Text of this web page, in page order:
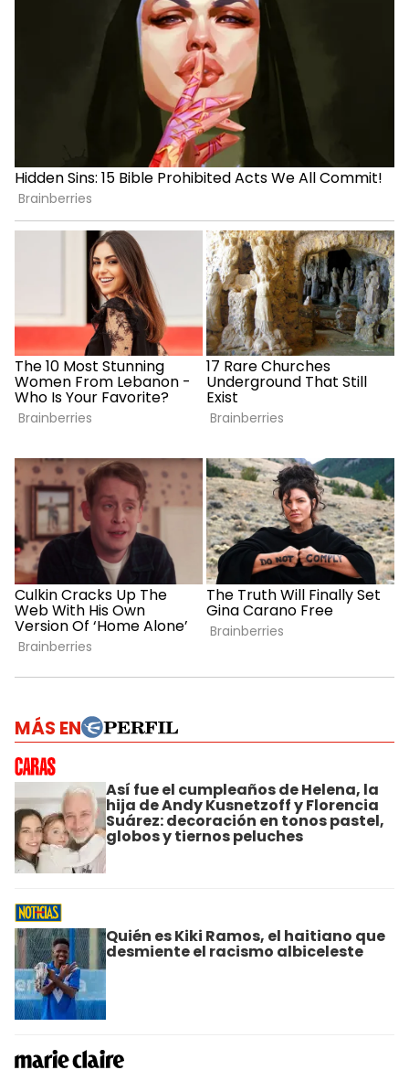
MÁS EN
Así fue el cumpleaños de Helena, la
hija de Andy Kusnetzoff y Florencia
Suárez: decoración en tonos pastel,
globos y tiernos peluches
Quién es Kiki Ramos, el haitiano que
desmiente el racismo albiceleste